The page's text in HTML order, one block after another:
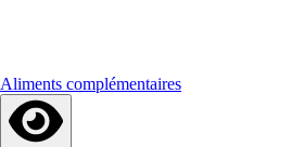
Aliments complémentaires